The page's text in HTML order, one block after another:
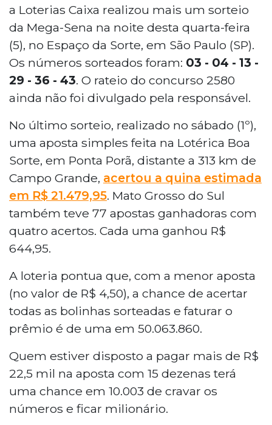
a Loterias Caixa realizou mais um sorteio
da Mega-Sena na noite desta quarta-feira
(5), no Espaço da Sorte, em São Paulo (SP).
Os números sorteados foram: 03 - 04 - 13 -
29 - 36 - 43. O rateio do concurso 2580
ainda não foi divulgado pela responsável.
No último sorteio, realizado no sábado (1º),
uma aposta simples feita na Lotérica Boa
Sorte, em Ponta Porã, distante a 313 km de
Campo Grande, acertou a quina estimada
em R$ 21.479,95. Mato Grosso do Sul
também teve 77 apostas ganhadoras com
quatro acertos. Cada uma ganhou R$
644,95.
A loteria pontua que, com a menor aposta
(no valor de R$ 4,50), a chance de acertar
todas as bolinhas sorteadas e faturar o
prêmio é de uma em 50.063.860.
Quem estiver disposto a pagar mais de R$
22,5 mil na aposta com 15 dezenas terá
uma chance em 10.003 de cravar os
números e ficar milionário.